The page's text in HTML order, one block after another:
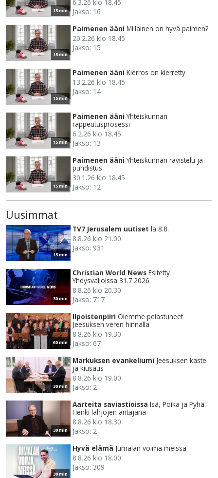
15 min
6.3.26 klo 18.45
Jakso: 16
15 min
Paimenen ääni Millainen on hyvä paimen?
20.2.26 klo 18.45
Jakso: 15
15 min
Paimenen ääni Kierros on kierretty
13.2.26 klo 18.45
Jakso: 14
15 min
Paimenen ääni Yhteiskunnan
rappeutusprosessi
6.2.26 klo 18.45
Jakso: 13
15 min
Paimenen ääni Yhteiskunnan ravistelu ja
puhdistus
30.1.26 klo 18.45
Jakso: 12
Uusimmat
15 min
TV7 Jerusalem uutiset la 8.8.
8.8.26 klo 21.00
Jakso: 931
30 min
Christian World News Esitetty
Yhdysvalloissa 31.7.2026
8.8.26 klo 20.30
Jakso: 717
60 min
Ilpoistenpiiri Olemme pelastuneet
Jeesuksen veren hinnalla
8.8.26 klo 19.30
Jakso: 67
30 min
Markuksen evankeliumi Jeesuksen kaste
ja kiusaus
8.8.26 klo 19.00
Jakso: 2
30 min
Aarteita saviastioissa Isä, Poika ja Pyhä
Henki lahjojen antajana
8.8.26 klo 18.30
Jakso: 2
30 min
Hyvä elämä Jumalan voima meissä
8.8.26 klo 18.00
Jakso: 309